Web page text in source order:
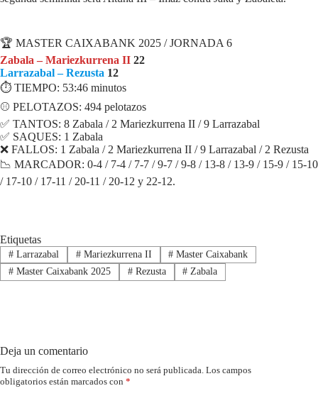
🏆 MASTER CAIXABANK 2025 / JORNADA 6
Zabala – Mariezkurrena II 22
Larrazabal – Rezusta 12
⏱ TIEMPO: 53:46 minutos
⚾️ PELOTAZOS: 494 pelotazos
✅ TANTOS: 8 Zabala / 2 Mariezkurrena II / 9 Larrazabal
✅ SAQUES: 1 Zabala
❌ FALLOS: 1 Zabala / 2 Mariezkurrena II / 9 Larrazabal / 2 Rezusta
📉 MARCADOR: 0-4 / 7-4 / 7-7 / 9-7 / 9-8 / 13-8 / 13-9 / 15-9 / 15-10
/ 17-10 / 17-11 / 20-11 / 20-12 y 22-12.
Etiquetas
#Larrazabal #Mariezkurrena II # Master Caixabank
#Master Caixabank 2025 #Rezusta # Zabala
Deja un comentario
Tu dirección de correo electrónico no será publicada. Los campos
obligatorios están marcados con *